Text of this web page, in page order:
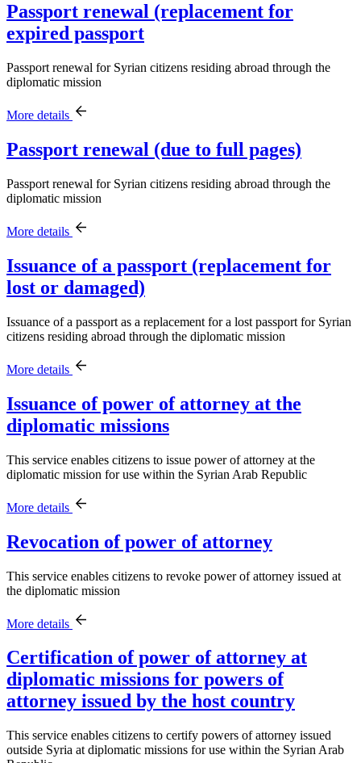
Passport renewal (replacement for
expired passport
Passport renewal for Syrian citizens residing abroad through the
diplomatic mission
More details
Passport renewal (due to full pages)
Passport renewal for Syrian citizens residing abroad through the
diplomatic mission
More details
Issuance of a passport (replacement for
lost or damaged)
Issuance of a passport as a replacement for a lost passport for Syrian
citizens residing abroad through the diplomatic mission
More details
Issuance of power of attorney at the
diplomatic missions
This service enables citizens to issue power of attorney at the
diplomatic mission for use within the Syrian Arab Republic
More details
Revocation of power of attorney
This service enables citizens to revoke power of attorney issued at
the diplomatic mission
More details
Certification of power of attorney at
diplomatic missions for powers of
attorney issued by the host country
This service enables citizens to certify powers of attorney issued
outside Syria at diplomatic missions for use within the Syrian Arab